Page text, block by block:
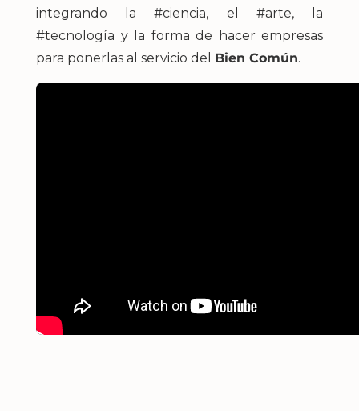
integrando la #ciencia, el #arte, la
#tecnología y la forma de hacer empresas
para ponerlas al servicio del Bien Común.